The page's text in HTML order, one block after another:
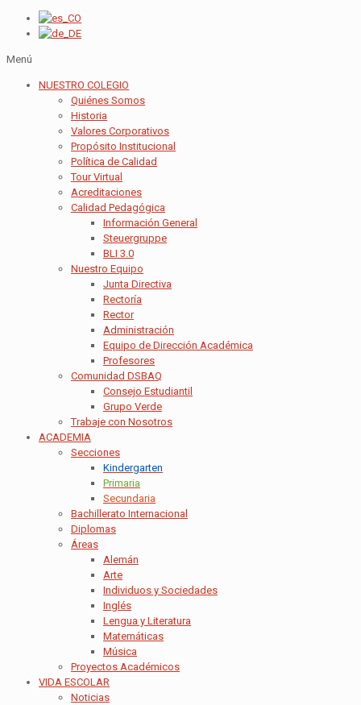
Menú
NUESTRO COLEGIO
Quiénes Somos
Historia
Valores Corporativos
Propósito Institucional
Política de Calidad
Tour Virtual
Acreditaciones
Calidad Pedagógica
Información General
Steuergruppe
BLI 3.0
Nuestro Equipo
Junta Directiva
Rectoría
Rector
Administración
Equipo de Dirección Académica
Profesores
Comunidad DSBAQ
Consejo Estudiantil
Grupo Verde
Trabaje con Nosotros
ACADEMIA
Secciones
Kindergarten
Primaria
Secundaria
Bachillerato Internacional
Diplomas
Áreas
Alemán
Arte
Individuos y Sociedades
Inglés
Lengua y Literatura
Matemáticas
Música
Proyectos Académicos
VIDA ESCOLAR
Noticias